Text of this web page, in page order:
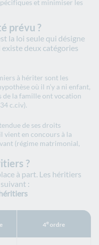
et minimiser les
prévu ?
la loi seule qui désigne
existe deux catégories
à hériter sont les
où il n’y a ni enfant,
de la famille ont vocation
c.civ).​
de ses droits
vient en concours à la
(régime matrimonial,
?
à part. Les héritiers
:
4eordre